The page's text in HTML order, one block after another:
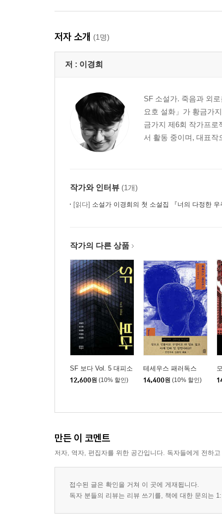
저자 소개 (1명)
저 : 이경희
SF 소설가. 죽음과 외
요호 설화」가 황금가
금가지 제6회 작가프로
서 활동 중이며, 대표작
작가와 인터뷰 (1개)
[읽다] 소설가 이경희의 첫 소설집 『너의 다정한
작가의 다른 상품
SF 보다 Vol. 5 대피소
12,600원 (10% 할인)
테세우스 패러독스
14,400원 (10% 할인)
만든 이 코멘트
저자, 역자, 편집자를 위한 공간입니다. 독자들에게 전하
접수된 글은 확인을 거쳐 이 곳에 게재됩니다.
독자 분들의 리뷰는 리뷰 쓰기를, 책에 대한 문의는